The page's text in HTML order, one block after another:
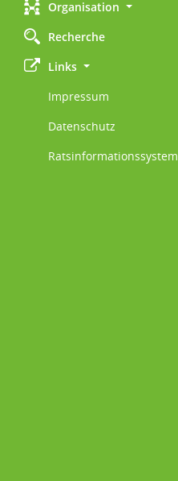
Organisation
Recherche
Links
Impressum
Datenschutz
Ratsinformationssystem